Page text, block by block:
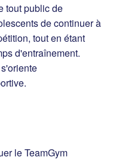
tout public de
de continuer à
tout en étant
d'entraînement.
le TeamGym